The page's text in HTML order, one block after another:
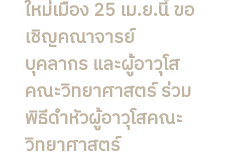
ใหม่เมือง 25 เม.ย.นี้ ขอ
เชิญคณาจารย์
บุคลากร และผู้อาวุโส
คณะวิทยาศาสตร์ ร่วม
พิธีดำหัวผู้อาวุโสคณะ
วิทยาศาสตร์